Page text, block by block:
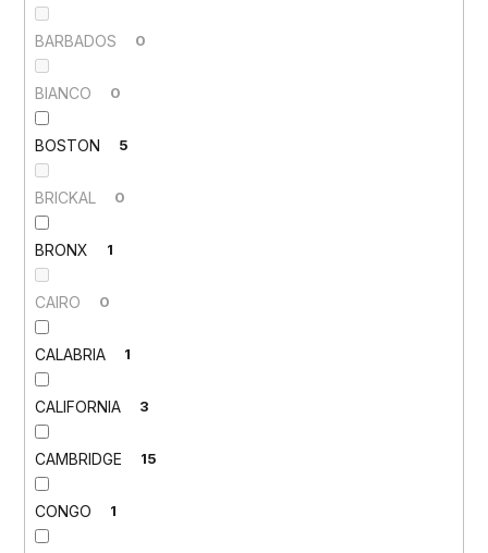
BARBADOS 0
BIANCO 0
BOSTON 5
BRICKAL 0
BRONX 1
CAIRO 0
CALABRIA 1
CALIFORNIA 3
CAMBRIDGE 15
CONGO 1